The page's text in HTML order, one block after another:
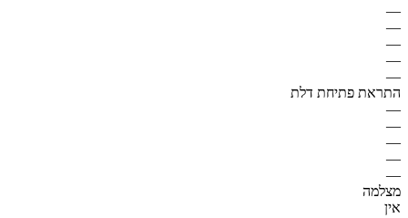
—
—
—
—
—
התראת פתיחת דלת
—
—
—
—
—
מצלמה
אין